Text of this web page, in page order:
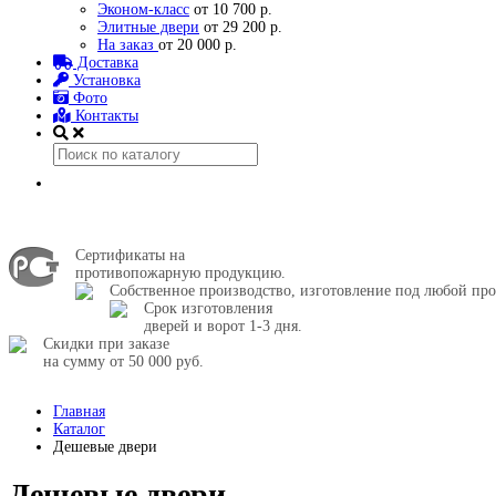
Эконом-класс от 10 700 р.
Элитные двери от 29 200 р.
На заказ от 20 000 р.
Доставка
Установка
Фото
Контакты
Сертификаты на
противопожарную продукцию.
Собственное производство, изготовление под любой
Срок изготовления
дверей и ворот 1-3 дня.
Скидки при заказе
на сумму от 50 000 руб.
Главная
Каталог
Дешевые двери